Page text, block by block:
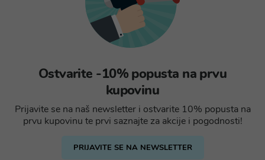
Ostvarite -10% popusta na prvu
kupovinu
Prijavite se na naš newsletter i ostvarite 10% popusta na
prvu kupovinu te prvi saznajte za akcije i pogodnosti!
PRIJAVITE SE NA NEWSLETTER